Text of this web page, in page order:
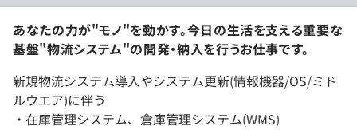
あなたの力が"モノ"を動かす。今日の生活を支える重要な
基盤"物流システム"の開発・納入を行うお仕事です。
新規物流システム導入やシステム更新(情報機器/OS/ミド
ルウエア)に伴う
・在庫管理システム、倉庫管理システム(WMS)